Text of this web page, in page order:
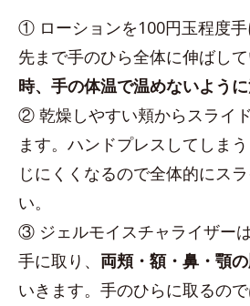
① ローションを100円玉程度
先まで手のひら全体に伸ばして
時、手の体温で温めないように
② 乾燥しやすい頬からスライ
ます。ハンドプレスしてしま
じにくくなるので全体的にス
い。
③ ジェルモイスチャライザー
手に取り、 両頬・額・鼻・顎
いきます。手のひらに取るので